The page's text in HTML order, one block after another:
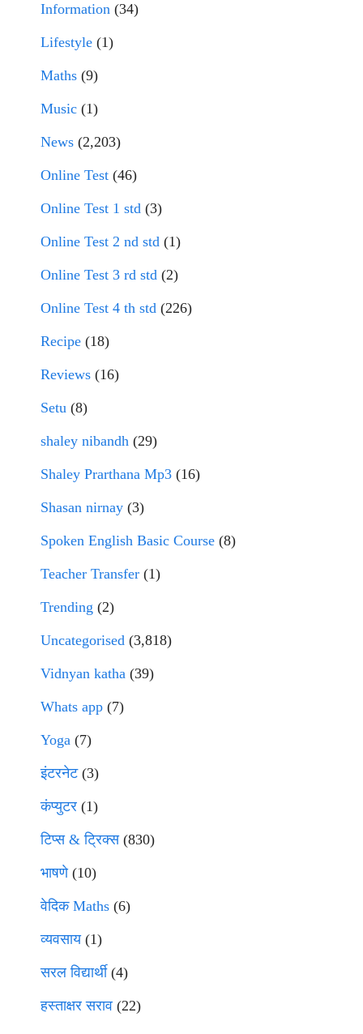
Information (34)
Lifestyle (1)
Maths (9)
Music (1)
News (2,203)
Online Test (46)
Online Test 1 std (3)
Online Test 2 nd std (1)
Online Test 3 rd std (2)
Online Test 4 th std (226)
Recipe (18)
Reviews (16)
Setu (8)
shaley nibandh (29)
Shaley Prarthana Mp3 (16)
Shasan nirnay (3)
Spoken English Basic Course (8)
Teacher Transfer (1)
Trending (2)
Uncategorised (3,818)
Vidnyan katha (39)
Whats app (7)
Yoga (7)
इंटरनेट(3)
कंप्युटर (1)
टिप्स & ट्रिक्स(830)
भाषणे(10)
वेदिक Maths (6)
व्यवसाय(1)
सरल विद्यार्थी(4)
हस्ताक्षर सराव (22)